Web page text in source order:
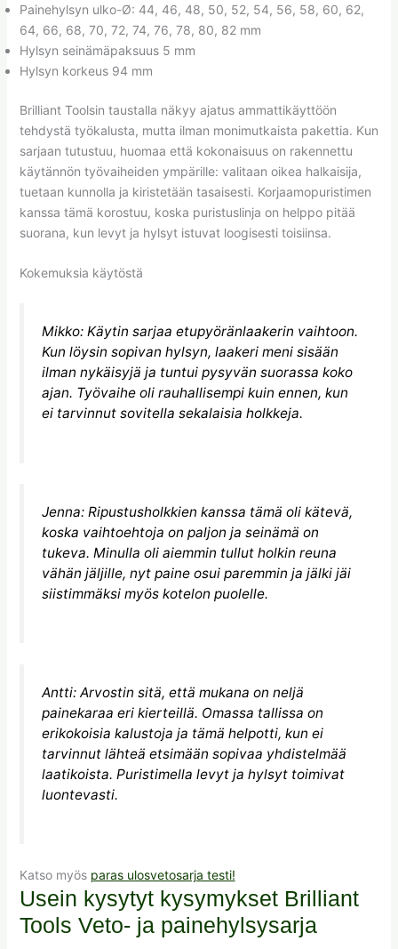
Painehylsyn ulko-Ø: 44, 46, 48, 50, 52, 54, 56, 58, 60, 62,
64, 66, 68, 70, 72, 74, 76, 78, 80, 82 mm
Hylsyn seinämäpaksuus 5 mm
Hylsyn korkeus 94 mm
Brilliant Toolsin taustalla näkyy ajatus ammattikäyttöön
tehdystä työkalusta, mutta ilman monimutkaista pakettia. Kun
sarjaan tutustuu, huomaa että kokonaisuus on rakennettu
käytännön työvaiheiden ympärille: valitaan oikea halkaisija,
tuetaan kunnolla ja kiristetään tasaisesti. Korjaamopuristimen
kanssa tämä korostuu, koska puristuslinja on helppo pitää
suorana, kun levyt ja hylsyt istuvat loogisesti toisiinsa.
Kokemuksia käytöstä
Mikko: Käytin sarjaa etupyöränlaakerin vaihtoon.
Kun löysin sopivan hylsyn, laakeri meni sisään
ilman nykäisyjä ja tuntui pysyvän suorassa koko
ajan. Työvaihe oli rauhallisempi kuin ennen, kun
ei tarvinnut sovitella sekalaisia holkkeja.
Jenna: Ripustusholkkien kanssa tämä oli kätevä,
koska vaihtoehtoja on paljon ja seinämä on
tukeva. Minulla oli aiemmin tullut holkin reuna
vähän jäljille, nyt paine osui paremmin ja jälki jäi
siistimmäksi myös kotelon puolelle.
Antti: Arvostin sitä, että mukana on neljä
painekaraa eri kierteillä. Omassa tallissa on
erikokoisia kalustoja ja tämä helpotti, kun ei
tarvinnut lähteä etsimään sopivaa yhdistelmää
laatikoista. Puristimella levyt ja hylsyt toimivat
luontevasti.
Katso myös paras ulosvetosarja testi!
Usein kysytyt kysymykset Brilliant
Tools Veto- ja painehylsysarja